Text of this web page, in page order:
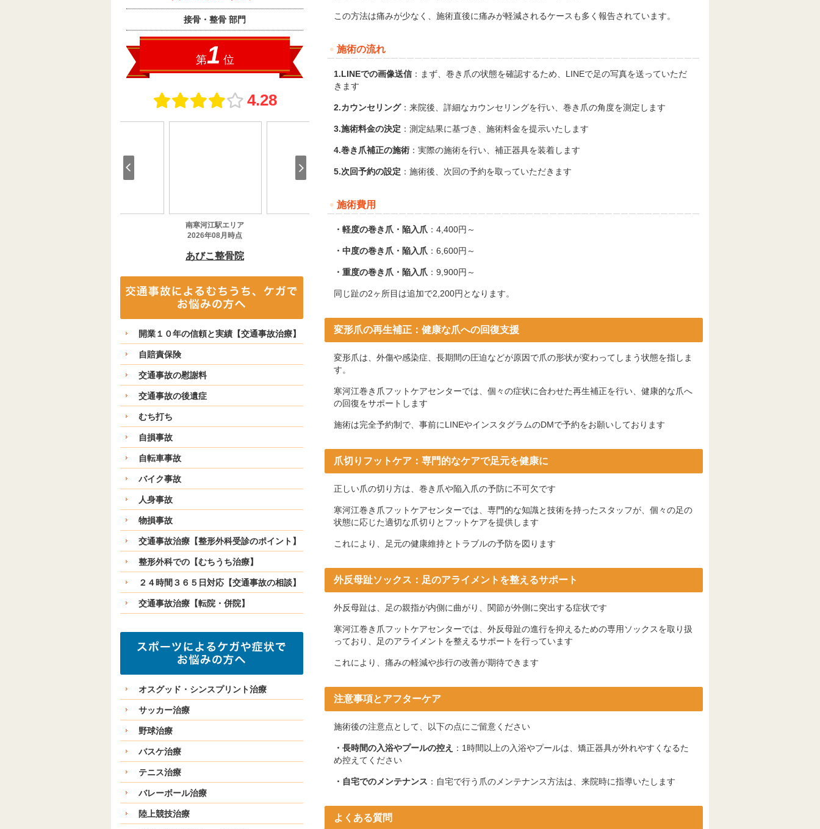
この方法は痛みが少なく、施術直後に痛みが軽減されるケースも多く報告されています。
施術の流れ
1.LINEでの画像送信 ：​ まず、巻き爪の状態を確認するため、LINEで足の写真を送っていただ
きます
2.カウンセリング：​ 来院後、詳細なカウンセリングを行い、巻き爪の角度を測定します
3.施術料金の決定 ：​ 測定結果に基づき、施術料金を提示いたします
4.巻き爪補正の施術 ：​ 実際の施術を行い、補正器具を装着します
5.次回予約の設定 ：​ 施術後、次回の予約を取っていただきます
施術費用
・軽度の巻き爪・陥入爪 ：​ 4,400円～
・中度の巻き爪・陥入爪 ：​ 6,600円～
・重度の巻き爪・陥入爪 ：​ 9,900円～
同じ趾の2ヶ所目は追加で2,200円となります。
変形爪の再生補正：健康な爪への回復支援
変形爪は、外傷や感染症、長期間の圧迫などが原因で爪の形状が変わってしまう状態を指しま
す。
寒河江巻き爪フットケアセンターでは、個々の症状に合わせた再生補正を行い、健康的な爪へ
の回復をサポートします
施術は完全予約制で、事前にLINEやインスタグラムのDMで予約をお願いしております
爪切りフットケア：専門的なケアで足元を健康に
正しい爪の切り方は、巻き爪や陥入爪の予防に不可欠です
寒河江巻き爪フットケアセンターでは、専門的な知識と技術を持ったスタッフが、個々の足の
状態に応じた適切な爪切りとフットケアを提供します
これにより、足元の健康維持とトラブルの予防を図ります
外反母趾ソックス：足のアライメントを整えるサポート
外反母趾は、足の親指が内側に曲がり、関節が外側に突出する症状です
寒河江巻き爪フットケアセンターでは、外反母趾の進行を抑えるための専用ソックスを取り扱
っており、足のアライメントを整えるサポートを行っています
これにより、痛みの軽減や歩行の改善が期待できます
注意事項とアフターケア
施術後の注意点として、以下の点にご留意ください
・長時間の入浴やプールの控え ：​ 1時間以上の入浴やプールは、矯正器具が外れやすくなるた
め控えてください
・自宅でのメンテナンス ：​ 自宅で行う爪のメンテナンス方法は、来院時に指導いたします
よくある質問
開業１０年の信頼と実績【交通事故治療】
自賠責保険
交通事故の慰謝料
交通事故の後遺症
むち打ち
自損事故
自転車事故
バイク事故
人身事故
物損事故
交通事故治療【整形外科受診のポイント】
整形外科での【むちうち治療】
２４時間３６５日対応【交通事故の相談】
交通事故治療【転院・併院】
オスグッド・シンスプリント治療
サッカー治療
野球治療
バスケ治療
テニス治療
バレーボール治療
陸上競技治療